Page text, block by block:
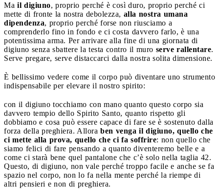
Ma il digiuno, proprio perché è così duro, proprio perché ci
mette di fronte la nostra debolezza, alla nostra umana
dipendenza, proprio perché forse non riusciamo a
comprenderlo fino in fondo e ci costa davvero farlo, è una
potentissima arma. Per arrivare alla fine di una giornata di
digiuno senza sbattere la testa contro il muro serve rallentare.
Serve pregare, serve distaccarci dalla nostra solita dimensione.
È bellissimo vedere come il corpo può diventare uno strumento
indispensabile per elevare il nostro spirito:
con il digiuno tocchiamo con mano quanto questo corpo sia
davvero tempio dello Spirito Santo, quanto rispetto gli
dobbiamo e cosa può essere capace di fare se è sostenuto dalla
forza della preghiera. Allora ben venga il digiuno, quello che
ci mette alla prova, quello che ci fa soffrire: non quello che
siamo felici di fare pensando a quanto diventeremo belle e a
come ci starà bene quel pantalone che c’è solo nella taglia 42.
Questo, di digiuno, non vale perché troppo facile e anche se fa
spazio nel corpo, non lo fa nella mente perché la riempe di
altri pensieri e non di preghiera.